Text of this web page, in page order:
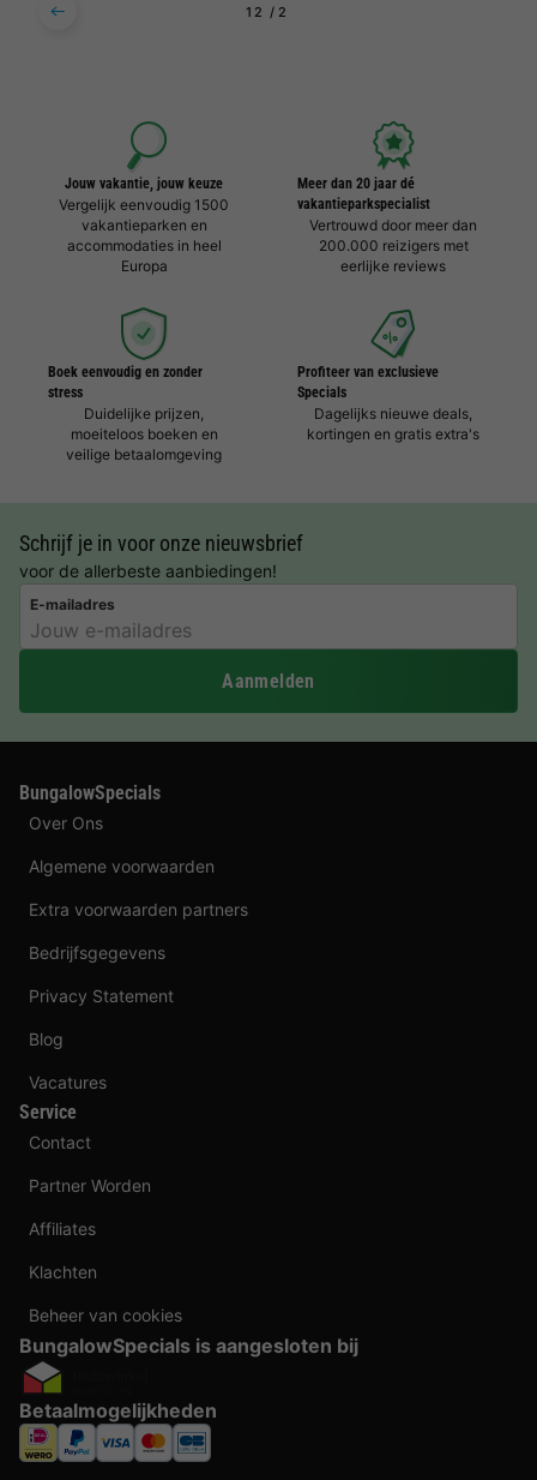
1 2
Jouw vakantie, jouw keuze
Vergelijk eenvoudig 1500
vakantieparken en
accommodaties in heel
Europa
Meer dan 20 jaar dé
vakantieparkspecialist
Vertrouwd door meer dan
200.000 reizigers met
eerlijke reviews
Boek eenvoudig en zonder
stress
Duidelijke prijzen,
moeiteloos boeken en
veilige betaalomgeving
Profiteer van exclusieve
Specials
Dagelijks nieuwe deals,
kortingen en gratis extra's
Schrijf je in voor onze nieuwsbrief
voor de allerbeste aanbiedingen!
E-mailadres
Aanmelden
BungalowSpecials
Over Ons
Algemene voorwaarden
Extra voorwaarden partners
Bedrijfsgegevens
Privacy Statement
Blog
Vacatures
Service
Contact
Partner Worden
Affiliates
Klachten
Beheer van cookies
BungalowSpecials is aangesloten bij
Betaalmogelijkheden